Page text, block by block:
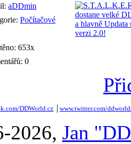
aDDmin
Počítačové
653x
0
DDWorld.cz www.twitter.com/
2026, Jan